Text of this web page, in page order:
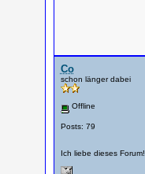
Co
schon länger dabei
Offline
Posts: 79
Ich liebe dieses Forum!